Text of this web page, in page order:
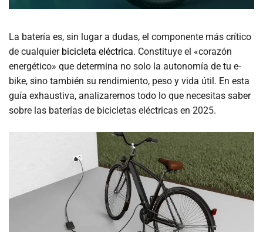
La batería es, sin lugar a dudas, el componente más crítico
de cualquier bicicleta eléctrica. Constituye el «corazón
energético» que determina no solo la autonomía de tu e-
bike, sino también su rendimiento, peso y vida útil. En esta
guía exhaustiva, analizaremos todo lo que necesitas saber
sobre las baterías de bicicletas eléctricas en 2025.